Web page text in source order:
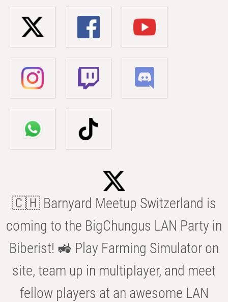
🇨🇭 Barnyard Meetup Switzerland is
coming to the BigChungus LAN Party in
Biberist! 🚜 Play Farming Simulator on
site, team up in multiplayer, and meet
fellow players at an awesome LAN